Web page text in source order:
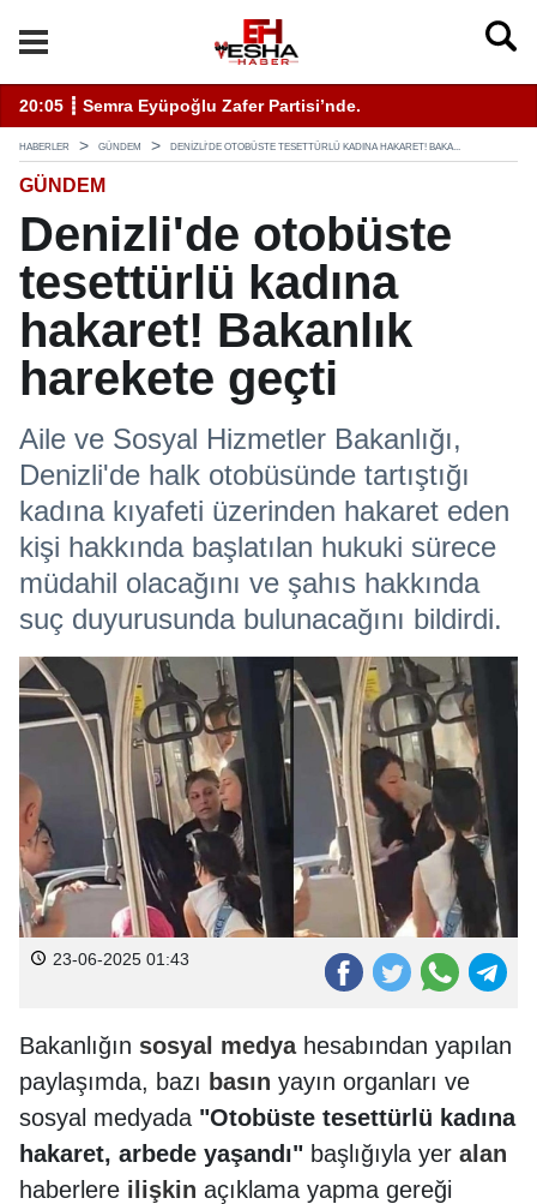
Hizmet İçin Bilinmesi Gerekenler
20:05 ┋ Semra Eyüpoğlu Zafer Partisi’nde.
HABERLER GÜNDEM DENIZLI'DE OTOBÜSTE TESETTÜRLÜ KADINA HAKARET! BAKA...
GÜNDEM
Denizli'de otobüste
tesettürlü kadına
hakaret! Bakanlık
harekete geçti
Aile ve Sosyal Hizmetler Bakanlığı,
Denizli'de halk otobüsünde tartıştığı
kadına kıyafeti üzerinden hakaret eden
kişi hakkında başlatılan hukuki sürece
müdahil olacağını ve şahıs hakkında
suç duyurusunda bulunacağını bildirdi.
23-06-2025 01:43
Bakanlığın sosyal medyahesabından yapılan
paylaşımda, bazı basın yayın organları ve
sosyal medyada "Otobüste tesettürlü kadına
hakaret, arbede yaşandı" başlığıyla yer alan
haberlere ilişkin açıklama yapma gereği